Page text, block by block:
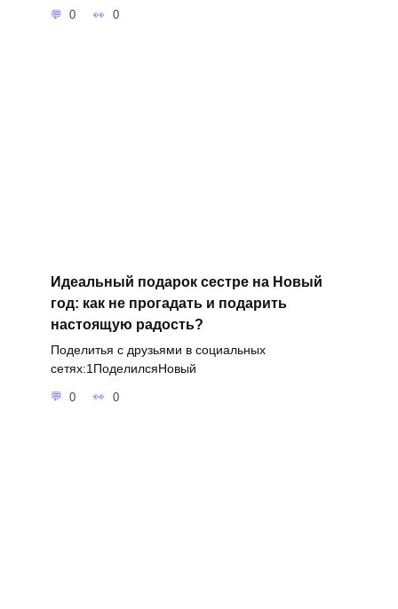
0 0
Идеальный подарок сестре на Новый
год: как не прогадать и подарить
настоящую радость?
Поделитья с друзьями в социальных
сетях:1ПоделилсяНовый
0 0